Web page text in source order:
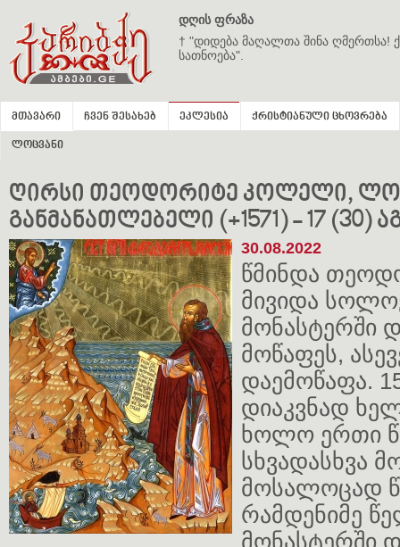
დღის ფრაზა
† "დიდება მაღალთა შინა ღმერთსა!
სათნოება".
მთავარი ჩვენ შესახებ ეკლესია ქრისტიანული ცხოვრება
ლოცვანი
ღირსი თეოდორიტე კოლელი,
განმანათლებელი (+1571) - 17 (30)
30.08.2022
წმინდა
მივიდა
მონასტერში
მოწაფეს,
დაემოწაფა.
დიაკვნად
ხოლო ერთი
სხვადასხვა
მოსალოცად
რამდენიმე
მონასტერში